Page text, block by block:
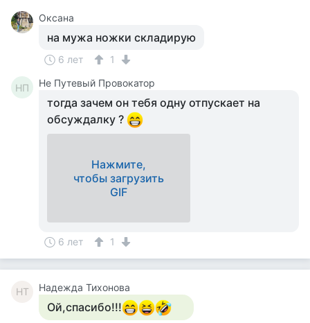
Оксана
на мужа ножки складирую
6 лет 1
НП Не Путевый Провокатор
тогда зачем он тебя одну отпускает на
обсуждалку ?
Нажмите,
чтобы загрузить
GIF
6 лет 1
НТ Надежда Тихонова
Ой,спасибо!!!